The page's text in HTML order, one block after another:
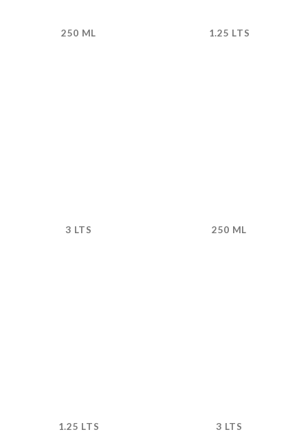
250 ML 1.25 LTS
3 LTS 250 ML
1.25 LTS 3 LTS